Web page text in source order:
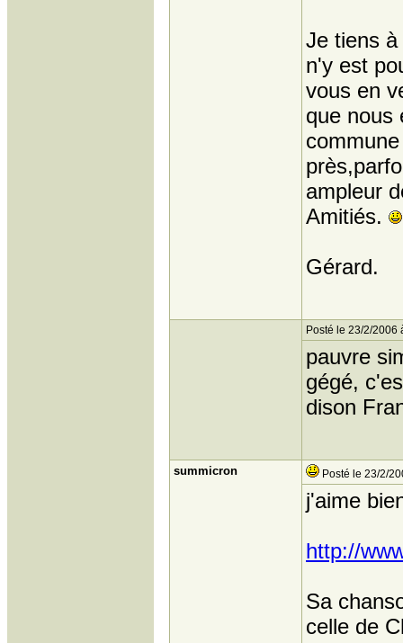
Je tiens
n'y est
vous en
que nous
ampleur
Amitiés.
Gérard.
Posté le 23/2/2006
pauvre
gégé,
dison
summicron Posté le 23/2/
j'aime
http://
Sa
celle de